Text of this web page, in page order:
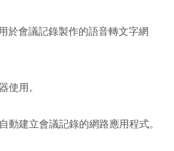
於會議記錄製作的語音轉文字網
使用。
動建立會議記錄的網路應用程式。